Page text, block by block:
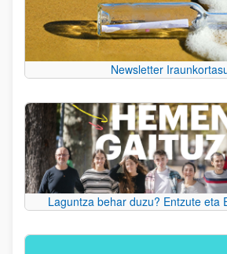
Newsletter
Laguntza behar duzu? Entzute eta